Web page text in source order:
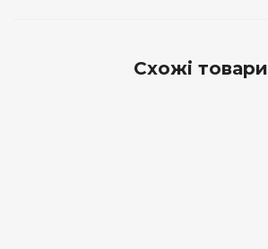
Схожі товари